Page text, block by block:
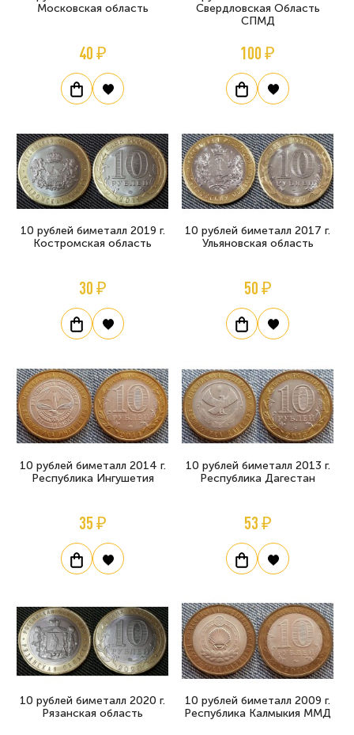
Московская область
40 ₽
Свердловская Область
СПМД
100 ₽
10 рублей биметалл 2019 г.
Костромская область
30 ₽
10 рублей биметалл 2017 г.
Ульяновская область
50 ₽
10 рублей биметалл 2014 г.
Республика Ингушетия
35 ₽
10 рублей биметалл 2013 г.
Республика Дагестан
53 ₽
10 рублей биметалл 2020 г.
Рязанская область
10 рублей биметалл 2009 г.
Республика Калмыкия ММД